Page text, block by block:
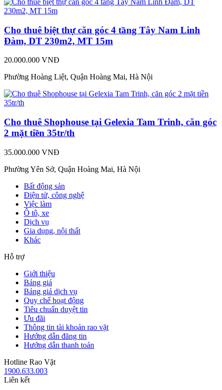
Cho thuê biệt thự căn góc 4 tầng Tây Nam Linh
Đàm, DT 230m2, MT 15m
20.000.000 VNĐ
Phường Hoàng Liệt, Quận Hoàng Mai, Hà Nội
Cho thuê Shophouse tại Gelexia Tam Trinh, căn góc
2 mặt tiền 35tr/th
35.000.000 VNĐ
Phường Yên Sở, Quận Hoàng Mai, Hà Nội
Bất động sản
Điện tử, công nghệ
Việc làm
Ô tô, xe
Dịch vụ
Gia dụng, nội thất
Khác
Hỗ trợ
Giới thiệu
Bảng giá
Bảng giá dịch vụ
Quy chế hoạt động
Tiêu chuẩn duyệt tin
Ưu đãi
Thông tin tài khoản rao vặt
Hướng dẫn đăng tin
Hướng dẫn thanh toán
Hotline Rao Vặt
1900.633.003
Liên kết